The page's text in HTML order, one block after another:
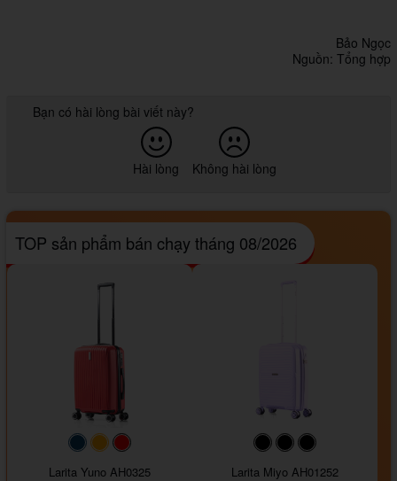
Bảo Ngọc
Nguồn: Tổng hợp
Bạn có hài lòng bài viết này?
Hài lòng Không hài lòng
TOP sản phẩm bán chạy tháng 08/2026
#093f69#ffa500
Larita Yuno AH0325
#000000#000000
Larita Miyo AH01252